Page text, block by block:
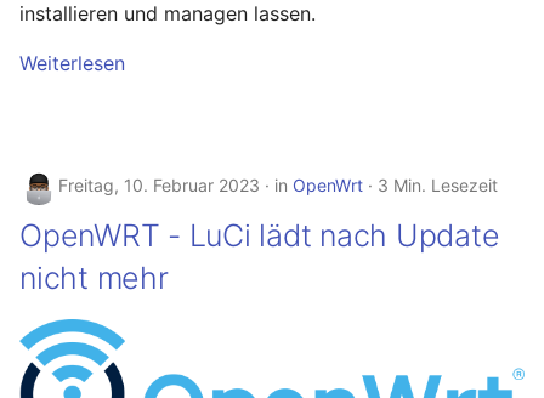
installieren und managen lassen.
Weiterlesen
Freitag, 10. Februar 2023 in OpenWrt 3 Min. Lesezeit
OpenWRT - LuCi lädt nach Update
nicht mehr